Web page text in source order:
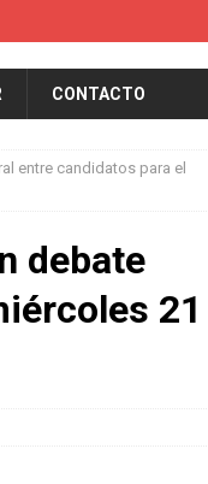
CONTACTO
entre candidatos para el
debate
21